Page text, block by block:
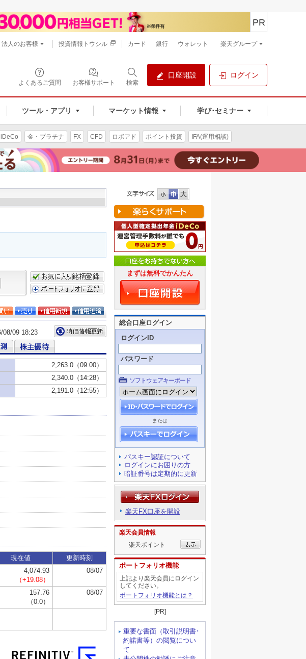
よくあるご質問 お客様サポート 検索
口座開設 ログイン
ツール・アプリ マーケット情報 学び･セミナー
PR
法人のお客様 投資情報トウシル カード 銀行 ウォレット 楽天グループ
iDeCo 金・プラチナ FX CFD ロボアド ポイント投資 IFA(運用相談)
まずは無料でかんたん
総合口座ログイン
ログインID
パスワード
ソフトウェアキーボード
または
パスキー認証について
ログインにお困りの方
暗証番号は定期的に更新
楽天FX口座を開設
楽天会員情報
楽天ポイント
ポートフォリオ機能
上記より楽天会員にログイン
してください。
ポートフォリオ機能とは？
[PR]
重要な書面（取引説明書･
約諾書等）の閲覧につい
て